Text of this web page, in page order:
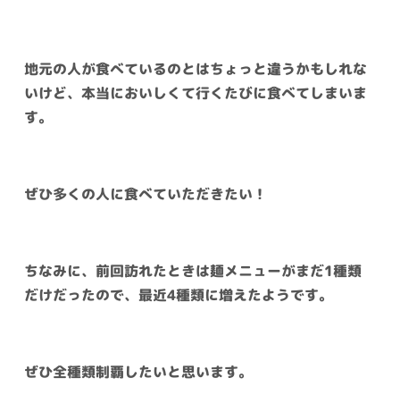
地元の人が食べているのとはちょっと違うかもしれな
いけど、本当においしくて行くたびに食べてしまいま
す。
ぜひ多くの人に食べていただきたい！
ちなみに、前回訪れたときは麺メニューがまだ1種類
だけだったので、最近4種類に増えたようです。
ぜひ全種類制覇したいと思います。